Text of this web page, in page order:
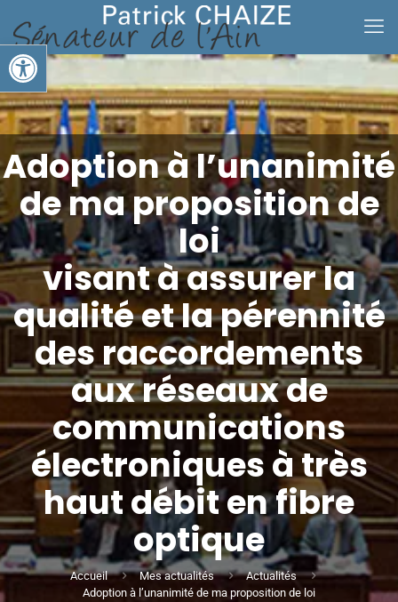
Ouvrir la barre d’outils
Adoption à l’unanimité
de ma proposition de
loi
visant à assurer la
qualité et la pérennité
des raccordements
aux réseaux de
communications
électroniques à très
haut débit en fibre
optique
Accueil Mes actualités
Actualités
Adoption à l’unanimité de ma proposition de loi